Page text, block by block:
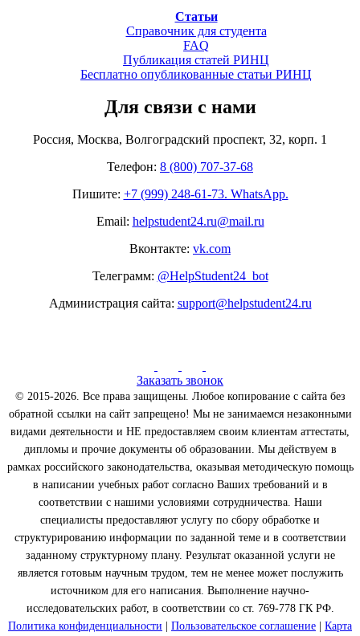
Статьи
Справочник для студента
FAQ
Публикация статей РИНЦ
Бесплатно опубликованные статьи РИНЦ
Для связи с нами
Россия, Москва, Волгоградский проспект, 32, корп. 1
Телефон: 8 (800) 707-37-68
Пишите: +7 (999) 248-61-73. WhatsApp.
Email: helpstudent24.ru@mail.ru
Вконтакте: vk.com
Телеграмм: @HelpStudent24_bot
Администрация сайта: support@helpstudent24.ru
Заказать звонок
© 2015-2026. Все права защищены. Любое копирование с сайта без
обратной ссылки на сайт запрещено! Мы не занимаемся незаконными
видами деятельности и НЕ предоставляем своим клиентам аттестаты,
дипломы и прочие документы об образовании. Мы действуем в
рамках российского законодательства, оказывая методическую помощь
в написании учебных работ согласно Ваших требований и в
соответствии с нашими условиями сотрудничества. Наши
специалисты предоставляют услугу по сбору обработке и
структурированию информации по заданной теме и в соответствии
заданному структурному плану. Результат оказанной услуги не
является готовым научным трудом, тем не менее может послужить
источником для его написания. Выполнение научно-
исследовательских работ, в соответствии со ст. 769-778 ГК РФ.
Политика конфиденциальности
Пользовательское соглашение
Карта